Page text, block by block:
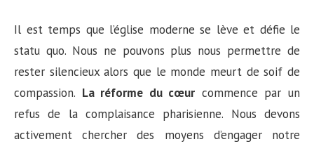
Il est temps que l’église moderne se lève et défie le
statu quo. Nous ne pouvons plus nous permettre de
rester silencieux alors que le monde meurt de soif de
compassion. La réforme du cœur commence par un
refus de la complaisance pharisienne. Nous devons
activement chercher des moyens d’engager notre